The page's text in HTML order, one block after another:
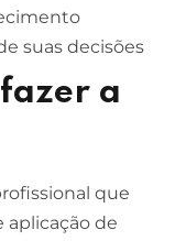
suas decisões
a
que
de